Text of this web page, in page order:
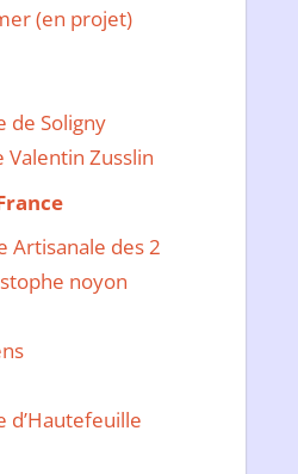
(en projet)
de Soligny
Valentin Zusslin
Artisanale des 2
noyon
d’Hautefeuille